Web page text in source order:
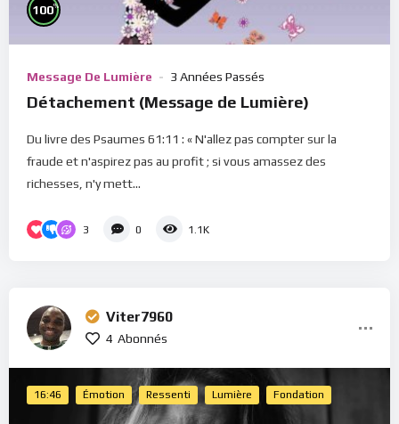
100%
Message De Lumière 3 Années Passés
Détachement (Message de Lumière)
Du livre des Psaumes 61:11 : « N'allez pas compter sur la
fraude et n'aspirez pas au profit ; si vous amassez des
richesses, n'y mett...
3 0 1.1K
Viter7960
4 Abonnés
16:46 Émotion Ressenti Lumière Fondation